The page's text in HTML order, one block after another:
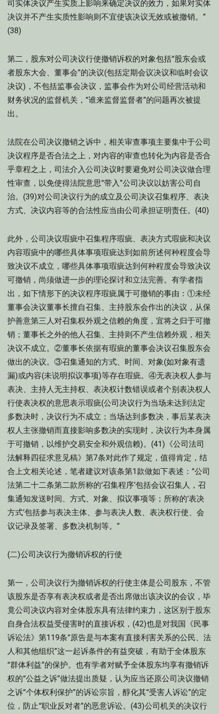
司实体决议产生实质上影响来确定决议的效力，如果对实体
决议并不产生实质性影响则不宜使该决议无效或被撤销。”
(38)
第二，股东对公司决议行使撤销诉权的对象包括“股东会或
者股东大会、董事会”的决议(包括定期会议决议和临时会议
决议)，不包括监事会决议，监事会作为对公司经营活动和
财务状况的监督机关，“谁来监督监督者”的问题再次被提
出。
法院在公司决议撤销之诉中，相关审查事项主要集中于公司
决议程序是否合法之上，对内容的审查也转化为内容是否合
乎章程之上，司法介入公司决议时要避免对公司决议做合理
性审查，以免使得法院意思“带入”公司决议以妨害公司自
治。(39)对公司决议行为的成立及公司决议召集程序、表决
方式、决议内容等的合法性应当由公司承担证明责任。(40)
此外，公司决议瑕疵中召集程序瑕疵、表决方式瑕疵和决议
内容瑕疵中的哪些具体事项瑕疵达到如前所述何种程度会导
致决议不成立，哪些具体事项瑕疵达到何种程度会导致决议
可撤销，尚须做进一步的理论探讨和立法完善。有学者指
出，如下情形下的决议程序瑕疵属于可撤销的事由：①未经
董事会决议董事长擅自召集、主持股东会作出的决议，从保
护善意第三人对召集权外观之信赖的角度，宜将之归于可撤
销；董事长之外的他人召集、主持则不产生信赖外观，相关
决议不成立。②董事长依据有瑕疵的董事会决议召集股东会
做出的决议。③召集通知的方式、时间、对象(如对象有遗
漏)或内容(未说明拟议事项)等存在瑕疵。④无表决权人参与
表决、主持人无主持权、表决权计数错误或者个别表决权人
行使表决权的意思表示瑕疵(公司决议行为当场未达到法定
多数决时，决议行为不成立；当场达到多数决，事后某表决
权人主张撤销而直接影响多数决的实现时，决议行为本身属
于可撤销，以维护交易安全和外观信赖)。(41)《公司法司
法解释四征求意见稿》第7条对此作了规定，值得肯定，结
合上文相关论述，笔者建议对该条第1款做如下表述：“公司
法第二十二条第二款所称的‘召集程序’包括会议召集人，召
集通知发送时间、方式、对象、拟议事项等；所称的‘表决
方式’包括参与表决主体、参与表决人数、表决权行使、会
议记录及签署、多数决机制等。”
(二)公司决议行为撤销诉权的行使
第一，公司决议行为撤销诉权的行使主体是公司股东，不管
该股东是否享有表决权或者是否出席做出该决议的会议，毕
竟公司决议内容对全体股东具有法律约束力，这区别于股东
自身合法权益受侵害时的直接诉权，(42)也是对我国《民事
诉讼法》第119条“原告是与本案有直接利害关系的公民、法
人和其他组织”这一起诉条件的有益突破，有助于全体股东
“群体利益”的保护。也有学者对赋予全体股东均享有撤销诉
权的“公益之诉”做法提出质疑，认为应当还原公司决议撤销
之诉“个体权利保护”的诉讼宗旨，醇化其“受害人诉讼”的定
位，防止“职业反对者”的恶意诉讼。(43)公司机关的决议行